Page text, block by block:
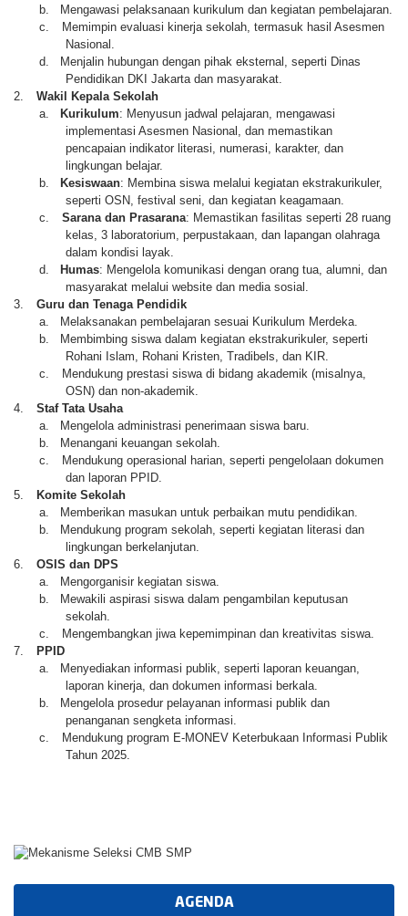
b.
Mengawasi pelaksanaan kurikulum dan kegiatan pembelajaran.
c.
Memimpin evaluasi kinerja sekolah, termasuk hasil Asesmen
Nasional.
d.
Menjalin hubungan dengan pihak eksternal, seperti Dinas
Pendidikan DKI Jakarta dan masyarakat.
2.
Wakil Kepala Sekolah
a.
Kurikulum: Menyusun jadwal pelajaran, mengawasi
implementasi Asesmen Nasional, dan memastikan
pencapaian indikator literasi, numerasi, karakter, dan
lingkungan belajar.
b.
Kesiswaan: Membina siswa melalui kegiatan ekstrakurikuler,
seperti OSN, festival seni, dan kegiatan keagamaan.
c.
Sarana dan Prasarana: Memastikan fasilitas seperti 28 ruang
kelas, 3 laboratorium, perpustakaan, dan lapangan olahraga
dalam kondisi layak.
d.
Humas: Mengelola komunikasi dengan orang tua, alumni, dan
masyarakat melalui website dan media sosial.
3.
Guru dan Tenaga Pendidik
a.
Melaksanakan pembelajaran sesuai Kurikulum Merdeka.
b.
Membimbing siswa dalam kegiatan ekstrakurikuler, seperti
Rohani Islam, Rohani Kristen, Tradibels, dan KIR.
c.
Mendukung prestasi siswa di bidang akademik (misalnya,
OSN) dan non-akademik.
4.
Staf Tata Usaha
a.
Mengelola administrasi penerimaan siswa baru.
b.
Menangani keuangan sekolah.
c.
Mendukung operasional harian, seperti pengelolaan dokumen
dan laporan PPID.
5.
Komite Sekolah
a.
Memberikan masukan untuk perbaikan mutu pendidikan.
b.
Mendukung program sekolah, seperti kegiatan literasi dan
lingkungan berkelanjutan.
6.
OSIS dan DPS
a.
Mengorganisir kegiatan siswa.
b.
Mewakili aspirasi siswa dalam pengambilan keputusan
sekolah.
c.
Mengembangkan jiwa kepemimpinan dan kreativitas siswa.
7.
PPID
a.
Menyediakan informasi publik, seperti laporan keuangan,
laporan kinerja, dan dokumen informasi berkala.
b.
Mengelola prosedur pelayanan informasi publik dan
penanganan sengketa informasi.
c.
Mendukung program E-MONEV Keterbukaan Informasi Publik
Tahun 2025.
AGENDA